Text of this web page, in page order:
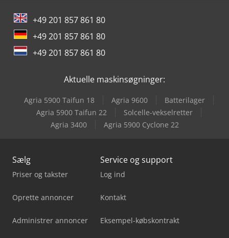
+49 201 857 861 80
+49 201 857 861 80
+49 201 857 861 80
Aktuelle maskinsøgninger:
Agria 5900 Taifun 18 Agria 9600
Batterilager
Agria 5900 Taifun 22
Solcelle-vekselretter
Agria 3400
Agria 5900 Cyclone 22
Sælg
Priser og takster
Oprette annoncer
Administrer annoncer
Service og support
Log ind
Kontakt
Eksempel-købskontrakt